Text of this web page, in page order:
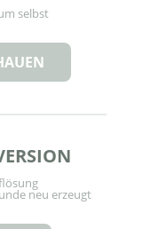
selbst
neu erzeugt